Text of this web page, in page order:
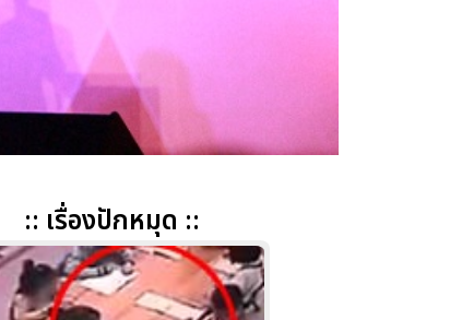
:: เรื่องปักหมุด ::